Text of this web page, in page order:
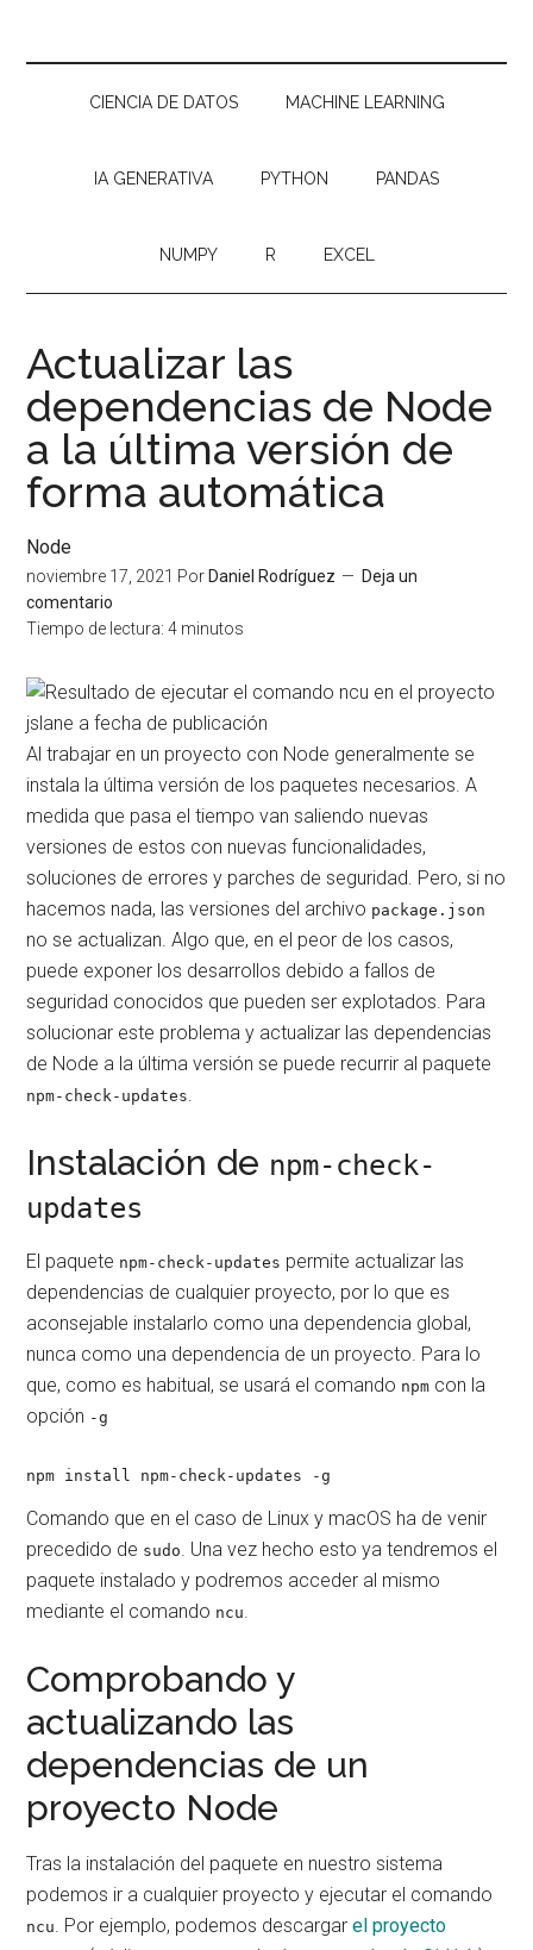
CIENCIA DE DATOS MACHINE LEARNING
IA GENERATIVA PYTHON PANDAS
NUMPY R EXCEL
Actualizar las
dependencias de Node
a la última versión de
forma automática
Node
noviembre 17, 2021 Por Daniel Rodríguez
Deja un
comentario
Tiempo de lectura: 4 minutos
Al trabajar en un proyecto con Node generalmente se
instala la última versión de los paquetes necesarios. A
medida que pasa el tiempo van saliendo nuevas
versiones de estos con nuevas funcionalidades,
soluciones de errores y parches de seguridad. Pero, si no
hacemos nada, las versiones del archivo package.json
no se actualizan. Algo que, en el peor de los casos,
puede exponer los desarrollos debido a fallos de
seguridad conocidos que pueden ser explotados. Para
solucionar este problema y actualizar las dependencias
de Node a la última versión se puede recurrir al paquete
npm-check-updates.
Instalación de npm-check-
updates
El paquete npm-check-updates permite actualizar las
dependencias de cualquier proyecto, por lo que es
aconsejable instalarlo como una dependencia global,
nunca como una dependencia de un proyecto. Para lo
que, como es habitual, se usará el comando npm con la
opción -g
npm install npm-check-updates -g
Comando que en el caso de Linux y macOS ha de venir
precedido de sudo. Una vez hecho esto ya tendremos el
paquete instalado y podremos acceder al mismo
mediante el comando ncu.
Comprobando y
actualizando las
dependencias de un
proyecto Node
Tras la instalación del paquete en nuestro sistema
podemos ir a cualquier proyecto y ejecutar el comando
ncu. Por ejemplo, podemos descargarel proyecto